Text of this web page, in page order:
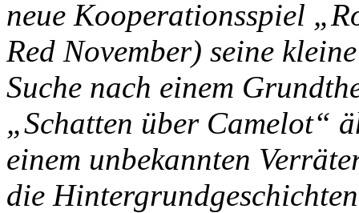
neue Kooperationsspiel
Red November) seine
Suche nach einem
„Schatten über Camelot“
einem unbekannten
die